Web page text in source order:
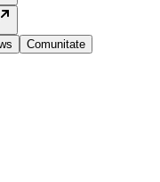
Comunitate